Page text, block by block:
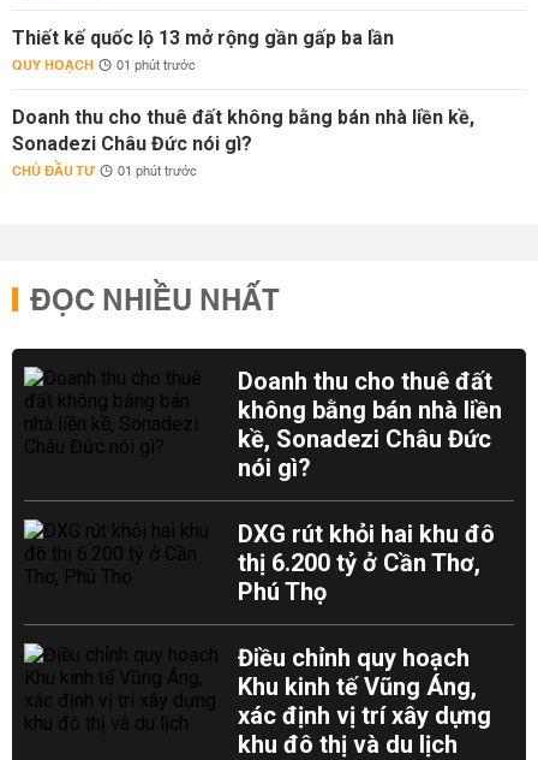
Thiết kế quốc lộ 13 mở rộng gần gấp ba lần
QUY HOẠCH 01 phút trước
Doanh thu cho thuê đất không bằng bán nhà liền kề,
Sonadezi Châu Đức nói gì?
CHỦ ĐẦU TƯ 01 phút trước
ĐỌC NHIỀU NHẤT
Doanh thu cho thuê đất
không bằng bán nhà liền
kề, Sonadezi Châu Đức
nói gì?
DXG rút khỏi hai khu đô
thị 6.200 tỷ ở Cần Thơ,
Phú Thọ
Điều chỉnh quy hoạch
Khu kinh tế Vũng Áng,
xác định vị trí xây dựng
khu đô thị và du lịch